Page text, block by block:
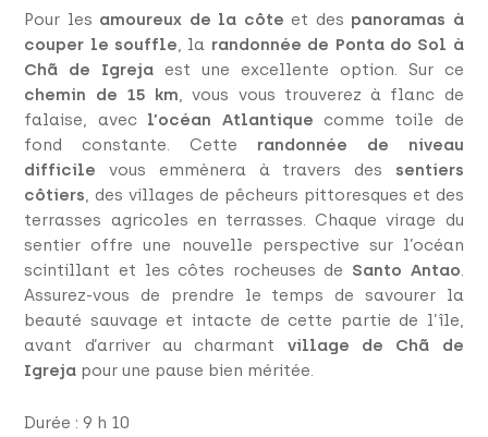
Pour les amoureux de la côte et des panoramas à
couper le souffle, la randonnée de Ponta do Sol à
Chã de Igrejaest une excellente option. Sur ce
chemin de 15 km, vous vous trouverez à flanc de
falaise, avec l’océan Atlantique comme toile de
fond constante. Cette randonnée de niveau
difficile vous emmènera à travers des sentiers
côtiers, des villages de pêcheurs pittoresques et des
terrasses agricoles en terrasses. Chaque virage du
sentier offre une nouvelle perspective sur l’océan
scintillant et les côtes rocheuses de Santo Antao.
Assurez-vous de prendre le temps de savourer la
beauté sauvage et intacte de cette partie de l’île,
avant d’arriver au charmant village de Chã de
Igreja pour une pause bien méritée.
Durée : 9 h 10